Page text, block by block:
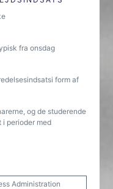
fra onsdag
form af
og de studerende
i perioder med
Administration